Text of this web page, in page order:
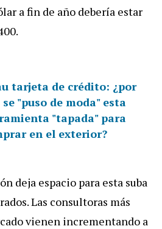
a fin de año debería estar
tarjeta de crédito: ¿por
se "puso de moda" esta
"tapada" para
en el exterior?
deja espacio para esta suba
Las consultoras más
vienen incrementando a